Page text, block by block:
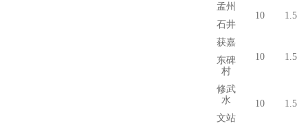
孟州
石井
10 1.5
获嘉
东碑
村
10 1.5
修武
水
文站
10 1.5